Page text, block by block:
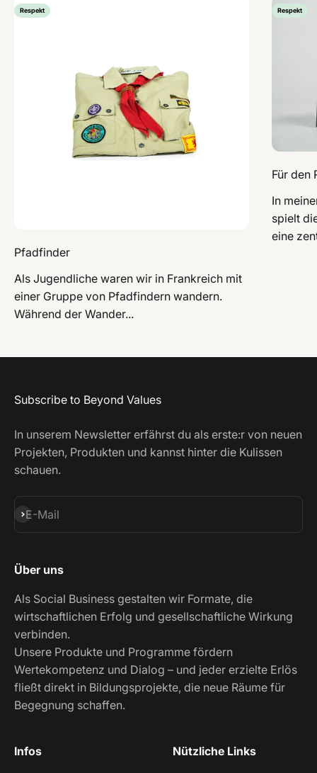
Respekt
Pfadfinder
Als Jugendliche waren wir in Frankreich mit
einer Gruppe von Pfadfindern wandern.
Während der Wander...
Respekt
Für den
In
spielt
eine
Subscribe to Beyond Values
In unserem Newsletter erfährst du als erste:r von neuen
Projekten, Produkten und kannst hinter die Kulissen
schauen.
E-Mail
Abonnieren
Über uns
Als Social Business gestalten wir Formate, die
wirtschaftlichen Erfolg und gesellschaftliche Wirkung
verbinden.
Unsere Produkte und Programme fördern
Wertekompetenz und Dialog – und jeder erzielte Erlös
fließt direkt in Bildungsprojekte, die neue Räume für
Begegnung schaffen.
Infos Nützliche Links